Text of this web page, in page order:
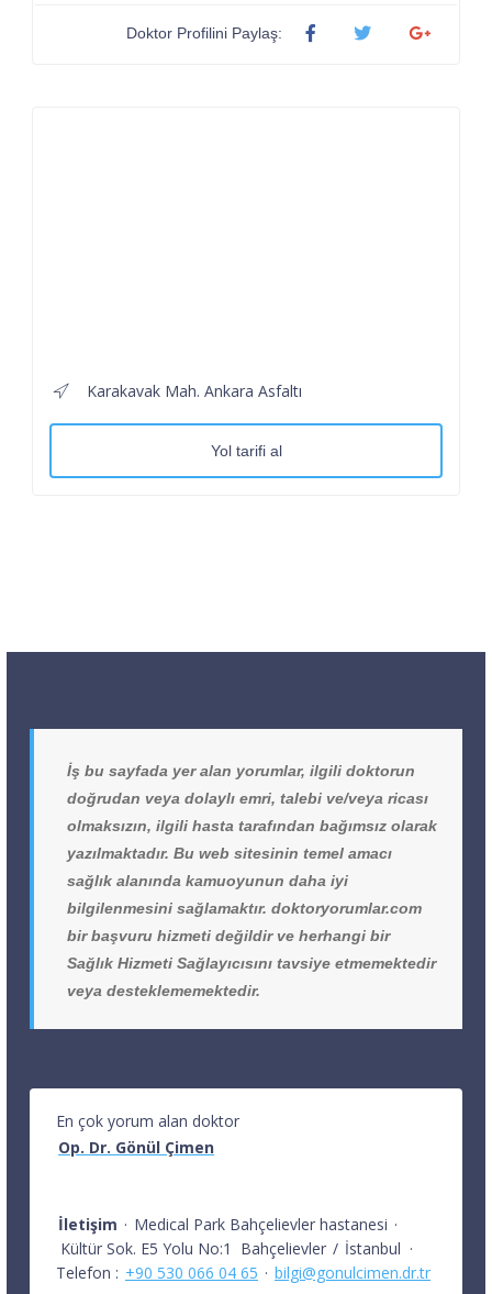
Doktor Profilini Paylaş:
Karakavak Mah. Ankara Asfaltı
Yol tarifi al
İş bu sayfada yer alan yorumlar, ilgili doktorun
doğrudan veya dolaylı emri, talebi ve/veya ricası
olmaksızın, ilgili hasta tarafından bağımsız olarak
yazılmaktadır. Bu web sitesinin temel amacı
sağlık alanında kamuoyunun daha iyi
bilgilenmesini sağlamaktır. doktoryorumlar.com
bir başvuru hizmeti değildir ve herhangi bir
Sağlık Hizmeti Sağlayıcısını tavsiye etmemektedir
veya desteklememektedir.
En çok yorum alan doktor
Op. Dr. Gönül Çimen
İletişim · Medical Park Bahçelievler hastanesi ·
Kültür Sok. E5 Yolu No:1
Bahçelievler / İstanbul ·
Telefon : +90 530 066 04 65 · bilgi@gonulcimen.dr.tr